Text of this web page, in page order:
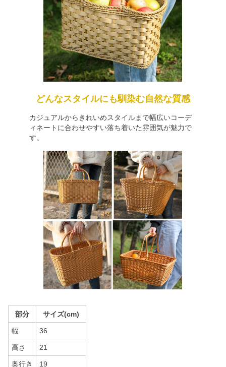
どんなスタイルにも馴染む自然な質感
カジュアルからきれいめスタイルまで幅広いコーデ
ィネートに合わせやすい落ち着いた雰囲気が魅力で
す。
部分 サイズ(cm)
幅 36
高さ 21
奥行き 19